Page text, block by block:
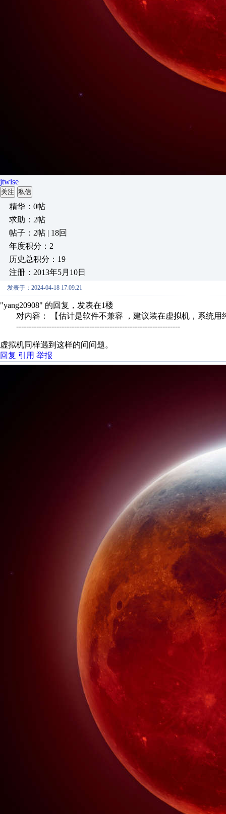
jtwise
关注 私信
精华：0帖
求助：2帖
帖子：2帖 | 18回
年度积分：2
历史总积分：19
注册：2013年5月10日
发表于：2024-04-18 17:09:21
"yang20908" 的回复，发表在1楼
对内容： 【估计是软件不兼容 ，建议装在虚拟机，系统用
-----------------------------------------------------------------
虚拟机同样遇到这样的问问题。
回复 引用 举报